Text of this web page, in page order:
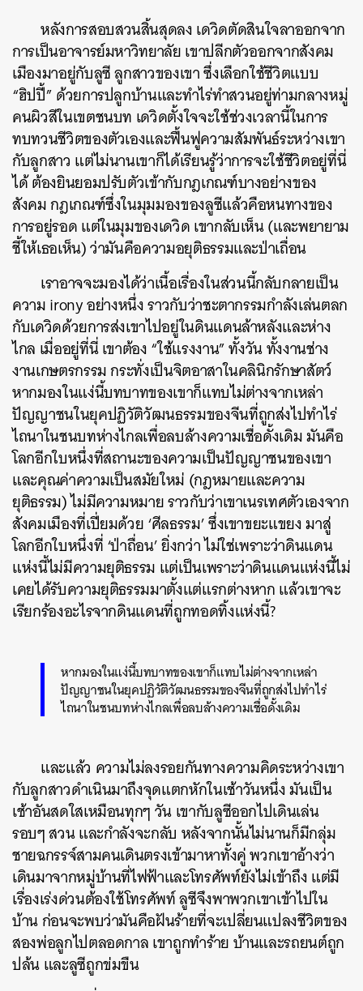
หลังการสอบสวนสิ้นสุดลง เดวิดตัดสินใจลาออกจาก
การเป็นอาจารย์มหาวิทยาลัย เขาปลีกตัวออกจากสังคม
เมืองมาอยู่กับลูซี ลูกสาวของเขา ซึ่งเลือกใช้ชีวิตแบบ
“ฮิปปี้” ด้วยการปลูกบ้านและทำไร่ทำสวนอยู่ท่ามกลางหมู่
คนผิวสีในเขตชนบท เดวิดตั้งใจจะใช้ช่วงเวลานี้ในการ
ทบทวนชีวิตของตัวเองและฟื้นฟูความสัมพันธ์ระหว่างเขา
กับลูกสาว แต่ไม่นานเขาก็ได้เรียนรู้ว่าการจะใช้ชีวิตอยู่ที่นี่
ได้ ต้องยินยอมปรับตัวเข้ากับกฎเกณฑ์บางอย่างของ
สังคม กฎเกณฑ์ซึ่งในมุมมองของลูซีแล้วคือหนทางของ
การอยู่รอด แต่ในมุมของเดวิด เขากลับเห็น (และพยายาม
ชี้ให้เธอเห็น) ว่ามันคือความอยุติธรรมและป่าเถื่อน
เราอาจจะมองได้ว่าเนื้อเรื่องในส่วนนี้กลับกลายเป็น
ความ irony อย่างหนึ่ง ราวกับว่าชะตากรรมกำลังเล่นตลก
กับเดวิดด้วยการส่งเขาไปอยู่ในดินแดนล้าหลังและห่าง
ไกล เมื่ออยู่ที่นี่ เขาต้อง “ใช้แรงงาน” ทั้งวัน ทั้งงานช่าง
งานเกษตรกรรม กระทั่งเป็นจิตอาสาในคลินิกรักษาสัตว์
หากมองในแง่นี้บทบาทของเขาก็แทบไม่ต่างจากเหล่า
ปัญญาชนในยุคปฏิวัติวัฒนธรรมของจีนที่ถูกส่งไปทำไร่
ไถนาในชนบทห่างไกลเพื่อลบล้างความเชื่อดั้งเดิมมันคือ
โลกอีกใบหนึ่งที่สถานะของความเป็นปัญญาชนของเขา
และคุณค่าความเป็นสมัยใหม่ (กฎหมายและความ
ยุติธรรม) ไม่มีความหมาย ราวกับว่าเขาเนรเทศตัวเองจาก
สังคมเมืองที่เปี่ยมด้วย ‘ศีลธรรม’ ซึ่งเขาขยะแขยง มาสู่
โลกอีกใบหนึ่งที่ ‘ป่าถื่อน’ ยิ่งกว่า ไม่ใช่เพราะว่าดินแดน
แห่งนี้ไม่มีความยุติธรรม แต่เป็นเพราะว่าดินแดนแห่งนี้ไม่
เคยได้รับความยุติธรรมมาตั้งแต่แรกต่างหาก แล้วเขาจะ
เรียกร้องอะไรจากดินแดนที่ถูกทอดทิ้งแห่งนี้?
หากมองในแง่นี้บทบาทของเขาก็แทบไม่ต่างจากเหล่า
ปัญญาชนในยุคปฏิวัติวัฒนธรรมของจีนที่ถูกส่งไปทำไร่
ไถนาในชนบทห่างไกลเพื่อลบล้างความเชื่อดั้งเดิม
และแล้ว ความไม่ลงรอยกันทางความคิดระหว่างเขา
กับลูกสาวดำเนินมาถึงจุดแตกหักในเช้าวันหนึ่ง มันเป็น
เช้าอันสดใสเหมือนทุกๆ วัน เขากับลูซีออกไปเดินเล่น
รอบๆ สวน และกำลังจะกลับ หลังจากนั้นไม่นานก็มีกลุ่ม
ชายฉกรรจ์สามคนเดินตรงเข้ามาหาทั้งคู่ พวกเขาอ้างว่า
เดินมาจากหมู่บ้านที่ไฟฟ้าและโทรศัพท์ยังไม่เข้าถึง แต่มี
เรื่องเร่งด่วนต้องใช้โทรศัพท์ ลูซีจึงพาพวกเขาเข้าไปใน
บ้าน ก่อนจะพบว่ามันคือฝันร้ายที่จะเปลี่ยนแปลงชีวิตของ
สองพ่อลูกไปตลอดกาล เขาถูกทำร้าย บ้านและรถยนต์ถูก
ปล้น และลูซีถูกข่มขืน
ค้นหา
SHARE TWEET LINE EMAIL